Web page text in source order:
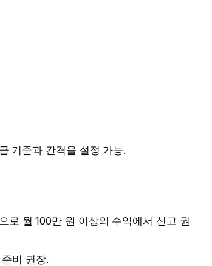
기준과 간격을 설정 가능.
로 월 100만 원 이상의 수익에서 신고 권
비 권장.